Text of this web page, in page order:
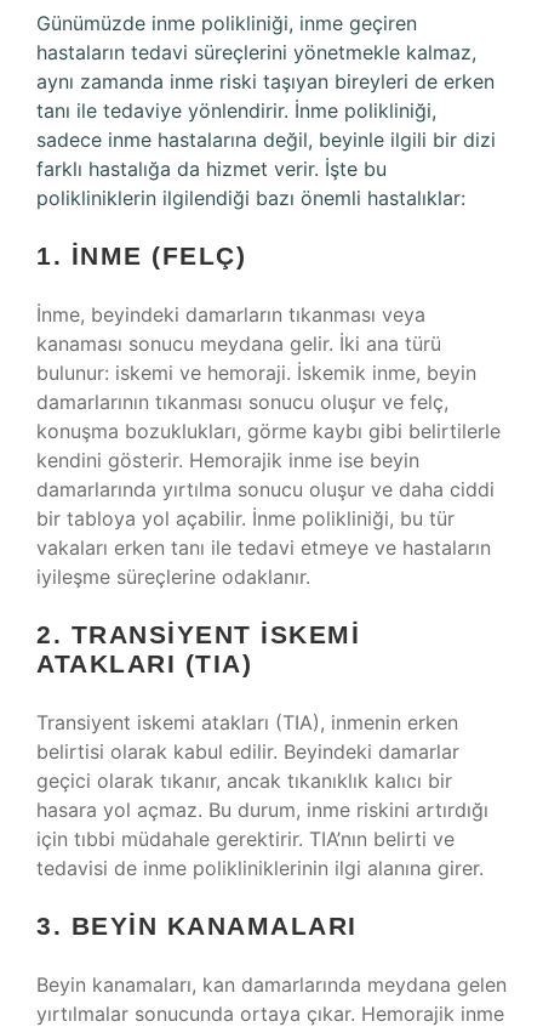
Günümüzde inme polikliniği, inme geçiren
hastaların tedavi süreçlerini yönetmekle kalmaz,
aynı zamanda inme riski taşıyan bireyleri de erken
tanı ile tedaviye yönlendirir. İnme polikliniği,
sadece inme hastalarına değil, beyinle ilgili bir dizi
farklı hastalığa da hizmet verir. İşte bu
polikliniklerin ilgilendiği bazı önemli hastalıklar:
1. İNME (FELÇ)
İnme, beyindeki damarların tıkanması veya
kanaması sonucu meydana gelir. İki ana türü
bulunur: iskemi ve hemoraji. İskemik inme, beyin
damarlarının tıkanması sonucu oluşur ve felç,
konuşma bozuklukları, görme kaybı gibi belirtilerle
kendini gösterir. Hemorajik inme ise beyin
damarlarında yırtılma sonucu oluşur ve daha ciddi
bir tabloya yol açabilir. İnme polikliniği, bu tür
vakaları erken tanı ile tedavi etmeye ve hastaların
iyileşme süreçlerine odaklanır.
2. TRANSIYENT İSKEMI
ATAKLARI (TIA)
Transiyent iskemi atakları (TIA), inmenin erken
belirtisi olarak kabul edilir. Beyindeki damarlar
geçici olarak tıkanır, ancak tıkanıklık kalıcı bir
hasara yol açmaz. Bu durum, inme riskini artırdığı
için tıbbi müdahale gerektirir. TIA’nın belirti ve
tedavisi de inme polikliniklerinin ilgi alanına girer.
3. BEYIN KANAMALARI
Beyin kanamaları, kan damarlarında meydana gelen
yırtılmalar sonucunda ortaya çıkar. Hemorajik inme